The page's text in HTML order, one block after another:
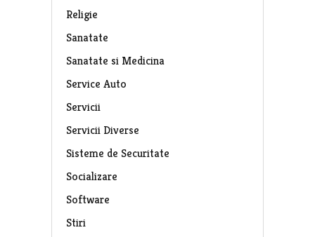
Religie
Sanatate
Sanatate si Medicina
Service Auto
Servicii
Servicii Diverse
Sisteme de Securitate
Socializare
Software
Stiri